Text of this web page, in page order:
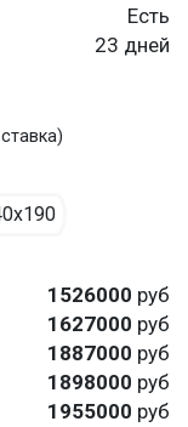
Есть
23 дней
1526000 руб
1627000 руб
1887000 руб
1898000 руб
1955000 руб